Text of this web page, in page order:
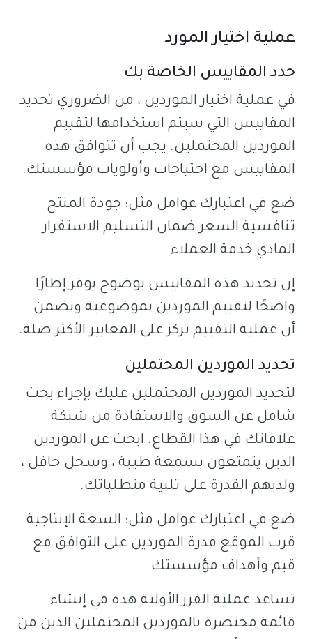
عملية اختيار المورد
حدد المقاييس الخاصة بك
في عملية اختيار الموردين ، من الضروري تحديد
المقاييس التي سيتم استخدامها لتقييم
الموردين المحتملين. يجب أن تتوافق هذه
المقاييس مع احتياجات وأولويات مؤسستك.
ضع في اعتبارك عوامل مثل: جودة المنتج
تنافسية السعر ضمان التسليم الاستقرار
المادي خدمة العملاء
إن تحديد هذه المقاييس بوضوح يوفر إطارًا
واضحًا لتقييم الموردين بموضوعية ويضمن
أن عملية التقييم تركز على المعايير الأكثر صلة.
تحديد الموردين المحتملين
لتحديد الموردين المحتملين عليك بإجراء بحث
شامل عن السوق والاستفادة من شبكة
علاقاتك في هذا القطاع. ابحث عن الموردين
الذين يتمتعون بسمعة طيبة ، وسجل حافل ،
ولديهم القدرة على تلبية متطلباتك.
ضع في اعتبارك عوامل مثل: السعة الإنتاجية
قرب الموقع قدرة الموردين على التوافق مع
قيم وأهداف مؤسستك
تساعد عملية الفرز الأولية هذه في إنشاء
قائمة مختصرة بالموردين المحتملين الذين من